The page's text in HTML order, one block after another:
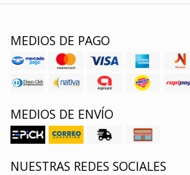
MEDIOS DE PAGO
MEDIOS DE ENVÍO
NUESTRAS REDES SOCIALES